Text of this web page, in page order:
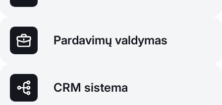
Pardavimų valdymas
CRM sistema